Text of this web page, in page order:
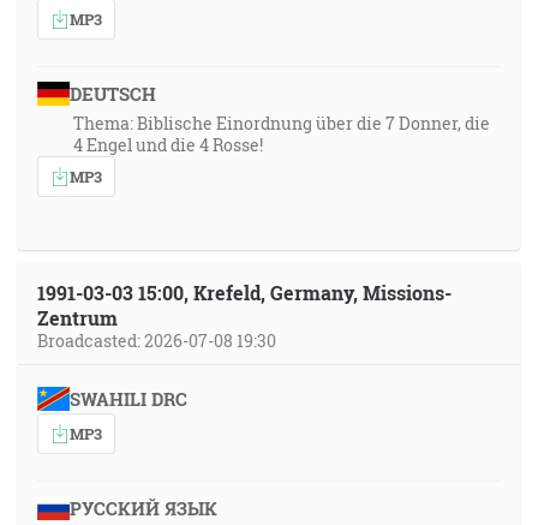
MP3
DEUTSCH
Thema: Biblische Einordnung über die 7 Donner, die
4 Engel und die 4 Rosse!
MP3
1991-03-03 15:00, Krefeld, Germany, Missions-
Zentrum
Broadcasted: 2026-07-08 19:30
SWAHILI DRC
MP3
РУССКИЙ ЯЗЫК